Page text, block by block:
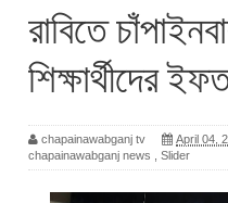
রাবিতে
শিক্ষার্থীদের
chapainawabganj tv April 04,
chapainawabganj news
Slider